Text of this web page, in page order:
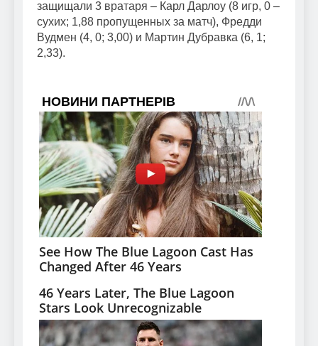
защищали 3 вратаря – Карл Дарлоу (8 игр, 0 –
сухих; 1,88 пропущенных за матч), Фредди
Вудмен (4, 0; 3,00) и Мартин Дубравка (6, 1;
2,33).